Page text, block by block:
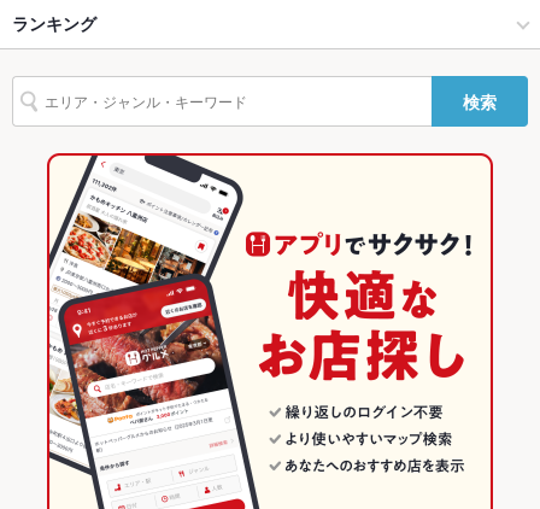
バリアフリ
ー
駐車場 なし ：お近くのコインパーキングをご利用下さいませ。
TV・プロジ
ェクタ
あり
英語メニュ
あり
その他設備
マイク利用可/プロジェクター・スクリーンあり※貸出料5500円
頂戴しております。
その他
飲み放題 あり ：貸切可能人数40名様 ～80名様
食べ放題 なし ：貸切可能人数40名様 ～80名様
カクテル充実、焼酎充実、日本酒充実、ワイン充実
八王子・立川 × 居酒屋
八王子・立川 × 和風
八王子・立川 × 海鮮
立川駅 × 居酒屋
立川駅 × 和風
立川駅 × 海鮮
立川 × 和風
立川 × 海鮮
東京
東京 × 居酒屋
東京 × 和風
東京 × 海鮮
立川北駅
西国立駅
からあげ カニ料理
もつ鍋
ランキング
東京のグルメランキング
東京の居酒屋ランキング
八王子・立川のグルメランキング
八王子・立川の居酒屋ランキング
立川のグルメランキング
立川の居酒屋ランキング
検索